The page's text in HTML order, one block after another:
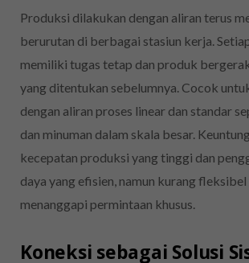
Produksi dilakukan dengan aliran terus
berurutan di berbagai stasiun kerja.
memiliki tugas tetap dan produk
yang ditentukan sebelumnya. Cocok
dengan aliran proses linear dan standar
dan minuman dalam skala besar.
kecepatan produksi yang tinggi dan
daya yang efisien, namun kurang fleksibel
menanggapi permintaan khusus.
Koneksi sebagai Solusi